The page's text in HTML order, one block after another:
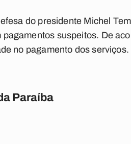
do presidente Michel
pagamentos suspeitos. De
no pagamento dos serviços.
Paraíba